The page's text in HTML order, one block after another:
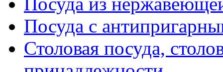
Посуда с
Столовая посуда,